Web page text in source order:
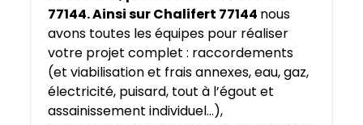
77144. Ainsi sur Chalifert 77144 nous
avons toutes les équipes pour réaliser
votre projet complet : raccordements
(et viabilisation et frais annexes, eau, gaz,
électricité, puisard, tout à l’égout et
assainissement individuel…),